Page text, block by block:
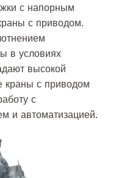
с напорным
с приводом.
в условиях
высокой
краны с приводом
с
и автоматизацией.